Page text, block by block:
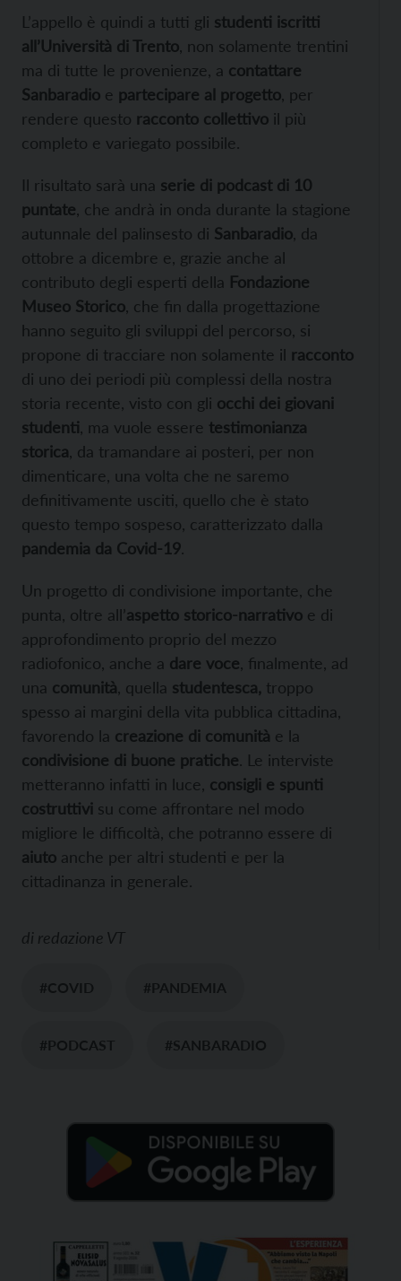
L’appello è quindi a tutti gli studenti iscritti
all’Università di Trento , non solamente trentini
ma di tutte le provenienze, a contattare
Sanbaradio e partecipare al progetto , per
rendere questo racconto collettivo il più
completo e variegato possibile.
Il risultato sarà una serie di podcast di 10
puntate , che andrà in onda durante la stagione
autunnale del palinsesto di Sanbaradio , da
ottobre a dicembre e, grazie anche al
contributo degli esperti della Fondazione
Museo Storico , che fin dalla progettazione
hanno seguito gli sviluppi del percorso, si
propone di tracciare non solamente il racconto
di uno dei periodi più complessi della nostra
storia recente, visto con gli occhi dei giovani
studenti , ma vuole essere testimonianza
storica , da tramandare ai posteri, per non
dimenticare, una volta che ne saremo
definitivamente usciti, quello che è stato
questo tempo sospeso, caratterizzato dalla
pandemia da Covid-19.
Un progetto di condivisione importante, che
punta, oltre all’aspetto storico-narrativo e di
approfondimento proprio del mezzo
radiofonico, anche a dare voce , finalmente, ad
una comunità , quella studentesca, troppo
spesso ai margini della vita pubblica cittadina,
favorendo la creazione di comunità e la
condivisione di buone pratiche. Le interviste
metteranno infatti in luce, consigli e spunti
costruttivi su come affrontare nel modo
migliore le difficoltà, che potranno essere di
aiuto anche per altri studenti e per la
cittadinanza in generale.
di redazione VT
#COVID #PANDEMIA
#PODCAST #SANBARADIO